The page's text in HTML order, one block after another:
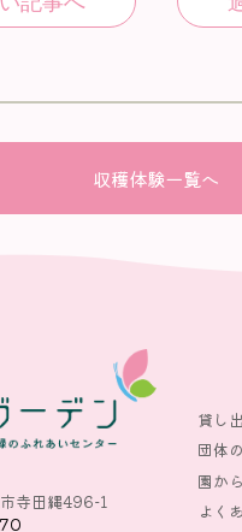
収穫体験一覧へ
寺田縄496-1
貸し
団体
園か
よく